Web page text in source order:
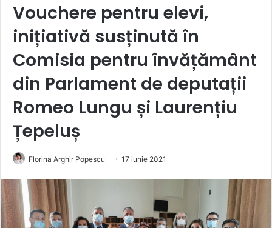
Vouchere pentru elevi,
inițiativă susținută în
Comisia pentru învățământ
din Parlament de deputații
Romeo Lungu și Laurențiu
Țepeluș
Florina Arghir Popescu 17 iunie 2021